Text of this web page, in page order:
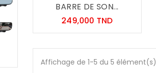
BARRE DE SON...
249,000 TNDPrix
Affichage de 1-5 du 5 élément(s)